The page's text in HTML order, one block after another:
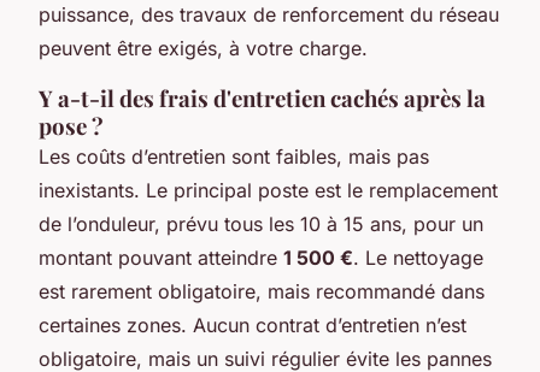
puissance, des travaux de renforcement du réseau
peuvent être exigés, à votre charge.
Y a-t-il des frais d'entretien cachés après la
pose ?
Les coûts d’entretien sont faibles, mais pas
inexistants. Le principal poste est le remplacement
de l’onduleur, prévu tous les 10 à 15 ans, pour un
montant pouvant atteindre 1 500 €. Le nettoyage
est rarement obligatoire, mais recommandé dans
certaines zones. Aucun contrat d’entretien n’est
obligatoire, mais un suivi régulier évite les pannes